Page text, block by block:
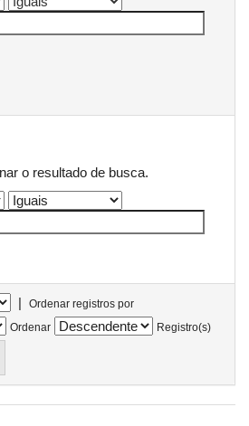
o resultado de busca.
|
Ordenar registros por
Ordenar
Registro(s)